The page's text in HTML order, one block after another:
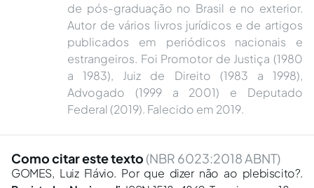
de pós-graduação no Brasil e no exterior.
Autor de vários livros jurídicos e de artigos
publicados em periódicos nacionais e
estrangeiros. Foi Promotor de Justiça (1980
a 1983), Juiz de Direito (1983 a 1998),
Advogado (1999 a 2001) e Deputado
Federal (2019). Falecido em 2019.
Como citar este texto (NBR 6023:2018 ABNT)
GOMES, Luiz Flávio. Por que dizer não ao plebiscito?.